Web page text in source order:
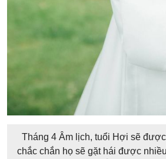
Tháng 4 Âm lịch, tuổi Hợi sẽ
chắc chắn họ sẽ gặt hái được